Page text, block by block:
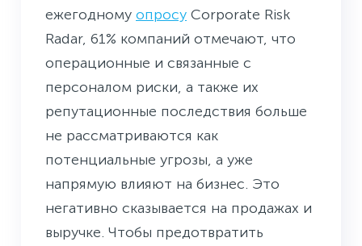
ежегодному опросу Corporate Risk
Radar, 61% компаний отмечают, что
операционные и связанные с
персоналом риски, а также их
репутационные последствия больше
не рассматриваются как
потенциальные угрозы, а уже
напрямую влияют на бизнес. Это
негативно сказывается на продажах и
выручке. Чтобы предотвратить